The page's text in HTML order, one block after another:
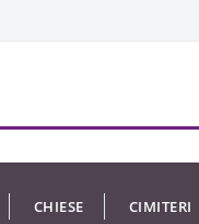
CHIESE CIMITERI